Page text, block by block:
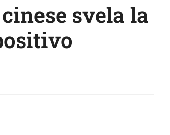
svela la